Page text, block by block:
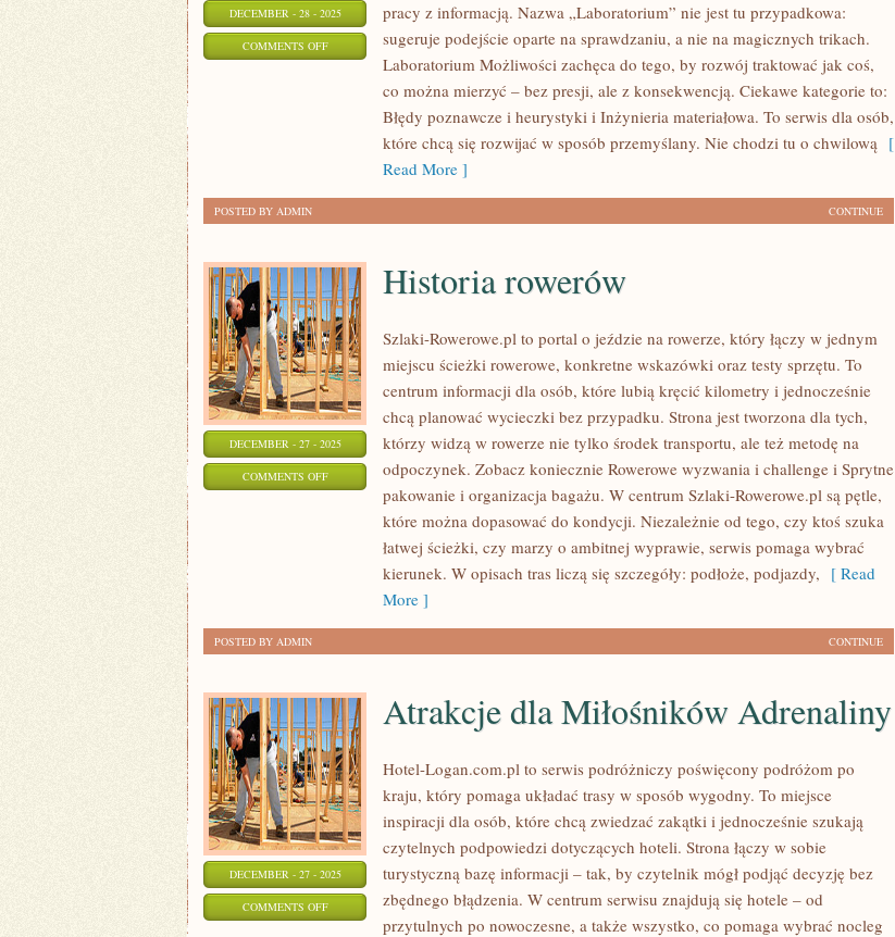
DECEMBER - 28 - 2025
COMMENTS OFFON
METODOLOGIA
pracy z informacją. Nazwa „Laboratorium” nie jest tu przypadkowa:
sugeruje podejście oparte na sprawdzaniu, a nie na magicznych trikach.
Laboratorium Możliwości zachęca do tego, by rozwój traktować jak coś,
co można mierzyć – bez presji, ale z konsekwencją. Ciekawe kategorie to:
Błędy poznawcze i heurystyki i Inżynieria materiałowa. To serwis dla osób,
które chcą się rozwijać w sposób przemyślany. Nie chodzi tu o chwilową [
Read More ]
CONTINUE
POSTED BY ADMIN
DECEMBER - 27 - 2025
COMMENTS OFFON
Historia rowerów
Szlaki-Rowerowe.pl to portal o jeździe na rowerze, który łączy w jednym
miejscu ścieżki rowerowe, konkretne wskazówki oraz testy sprzętu. To
centrum informacji dla osób, które lubią kręcić kilometry i jednocześnie
chcą planować wycieczki bez przypadku. Strona jest tworzona dla tych,
którzy widzą w rowerze nie tylko środek transportu, ale też metodę na
odpoczynek. Zobacz koniecznie Rowerowe wyzwania i challenge i Sprytne
pakowanie i organizacja bagażu. W centrum Szlaki-Rowerowe.pl są pętle,
które można dopasować do kondycji. Niezależnie od tego, czy ktoś szuka
łatwej ścieżki, czy marzy o ambitnej wyprawie, serwis pomaga wybrać
kierunek. W opisach tras liczą się szczegóły: podłoże, podjazdy, [ Read
More ]
CONTINUE
POSTED BY ADMIN
DECEMBER - 27 - 2025
COMMENTS OFFON
Atrakcje dla Miłośników Adrenaliny
Hotel-Logan.com.pl to serwis podróżniczy poświęcony podróżom po
kraju, który pomaga układać trasy w sposób wygodny. To miejsce
inspiracji dla osób, które chcą zwiedzać zakątki i jednocześnie szukają
czytelnych podpowiedzi dotyczących hoteli. Strona łączy w sobie
turystyczną bazę informacji – tak, by czytelnik mógł podjąć decyzję bez
zbędnego błądzenia. W centrum serwisu znajdują się hotele – od
przytulnych po nowoczesne, a także wszystko, co pomaga wybrać nocleg